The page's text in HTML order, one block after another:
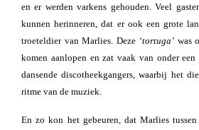
en er werden varkens gehouden. Veel
kunnen herinneren, dat er ook een grote
troeteldier van Marlies. Deze ‘tortuga’was
komen aanlopen en zat vaak van onder
dansende discotheekgangers, waarbij het
ritme van de muziek.
En zo kon het gebeuren, dat Marlies